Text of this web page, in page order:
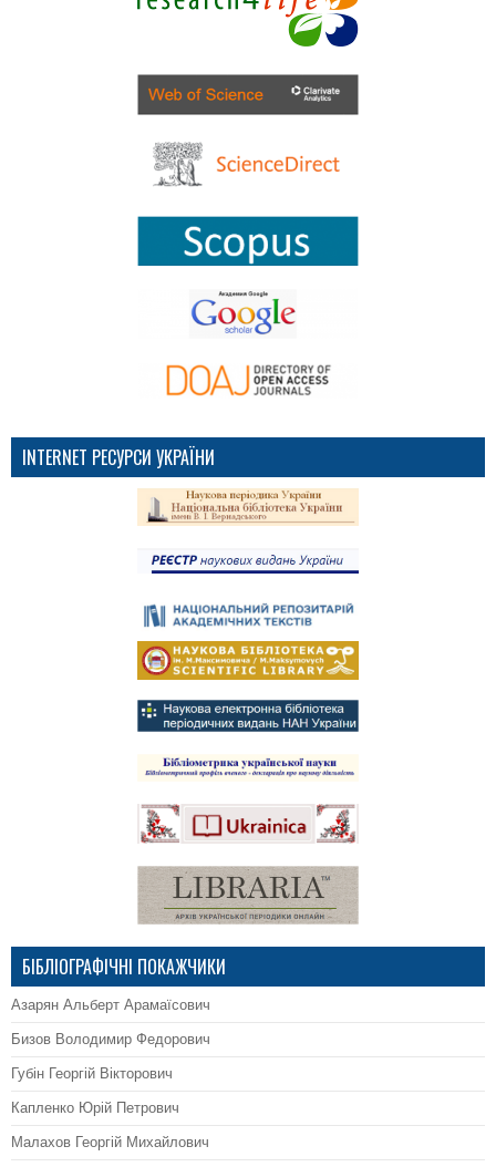
INTERNET РЕСУРСИ УКРАЇНИ
БІБЛІОГРАФІЧНІ ПОКАЖЧИКИ
Азарян Альберт Арамаїсович
Бизов Володимир Федорович
Губін Георгій Вікторович
Капленко Юрій Петрович
Малахов Георгій Михайлович